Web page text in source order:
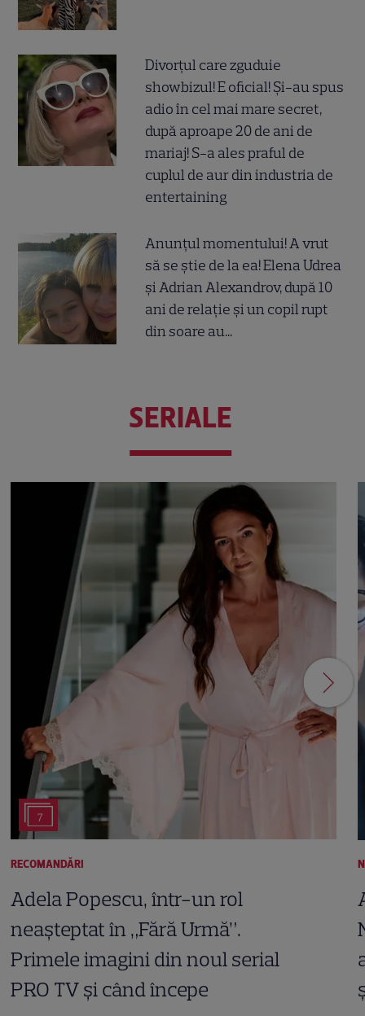
Divorțul care zguduie
showbizul! E oficial! Și-au spus
adio în cel mai mare secret,
după aproape 20 de ani de
mariaj! S-a ales praful de
cuplul de aur din industria de
entertaining
Anunțul momentului! A vrut
să se știe de la ea! Elena Udrea
și Adrian Alexandrov, după 10
ani de relație și un copil rupt
din soare au...
SERIALE
7
RECOMANDĂRI
Adela Popescu, într-un rol
neașteptat în „Fără Urmă”.
Primele imagini din noul serial
PRO TV și când începe